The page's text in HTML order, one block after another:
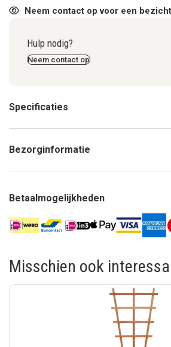
Neem contact op voor een
Hulp nodig?
Neem contact op
Specificaties
Bezorginformatie
Betaalmogelijkheden
Misschien ook